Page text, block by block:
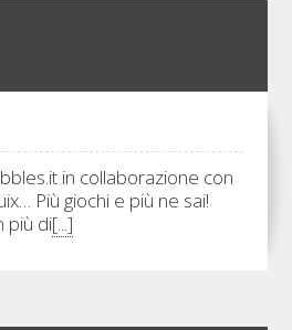
in collaborazione con
Più giochi e più ne sai!
più di[...]